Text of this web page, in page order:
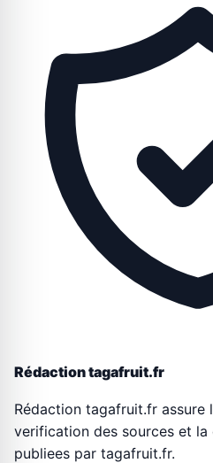
Rédaction tagafruit.fr
Rédaction tagafruit.fr assure
verification des sources et
publiees par tagafruit.fr.